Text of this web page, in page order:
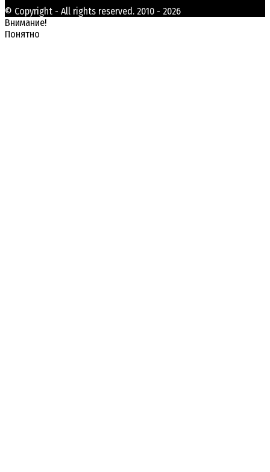
© Copyright - All rights reserved. 2010 - 2026
Внимание!
Понятно